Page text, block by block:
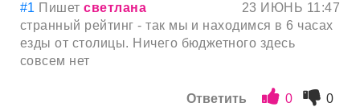
#1 Пишетсветлана
23 ИЮНЬ 11:47
странный рейтинг - так мы и находимся в 6 часах
езды от столицы. Ничего бюджетного здесь
совсем нет
Ответить 0
0